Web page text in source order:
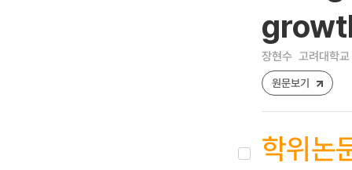
장현수 고려대학
원문보기
학위논